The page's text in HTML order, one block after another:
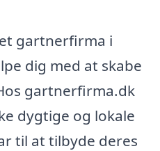
gartnerfirma i
dig med at skabe
gartnerfirma.dk
dygtige og lokale
til at tilbyde deres